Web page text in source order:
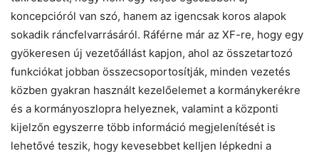
koncepcióról van szó, hanem az igencsak koros alapok
sokadik ráncfelvarrásáról. Ráférne már az XF-re, hogy egy
gyökeresen új vezetőállást kapjon, ahol az összetartozó
funkciókat jobban összecsoportosítják, minden vezetés
közben gyakran használt kezelőelemet a kormánykerékre
és a kormányoszlopra helyeznek, valamint a központi
kijelzőn egyszerre több információ megjelenítését is
lehetővé teszik, hogy kevesebbet kelljen lépkedni a